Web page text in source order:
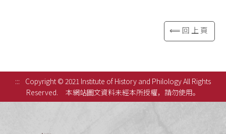
⟸回上頁
:::
Copyright © 2021 Institute of History and Philology All Rights
Reserved.
本網站圖文資料未經本所授權，請勿使用。